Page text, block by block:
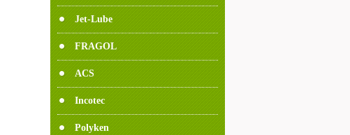
Jet-Lube
FRAGOL
ACS
Incotec
Polyken